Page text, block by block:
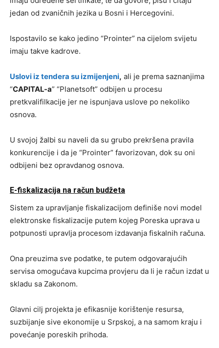
jedan od zvaničnih jezika u Bosni i Hercegovini.
Ispostavilo se kako jedino “Prointer” na cijelom svijetu
imaju takve kadrove.
Uslovi iz tendera su izmijenjeni, ali je prema saznanjima
“CAPITAL-a” “Planetsoft” odbijen u procesu
pretkvalifilkacije jer ne ispunjava uslove po nekoliko
osnova.
U svojoj žalbi su naveli da su grubo prekršena pravila
konkurencije i da je “Prointer” favorizovan, dok su oni
odbijeni bez opravdanog osnova.
E-fiskalizacija na račun budžeta
Sistem za upravljanje fiskalizacijom definiše novi model
elektronske fiskalizacije putem kojeg Poreska uprava u
potpunosti upravlja procesom izdavanja fiskalnih računa.
Ona preuzima sve podatke, te putem odgovarajućih
servisa omogućava kupcima provjeru da li je račun izdat u
skladu sa Zakonom.
Glavni cilj projekta je efikasnije korištenje resursa,
suzbijanje sive ekonomije u Srpskoj, a na samom kraju i
povećanje poreskih prihoda.